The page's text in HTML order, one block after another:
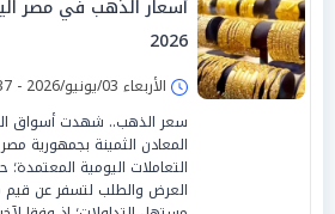
2026
الأربعاء 03/يونيو/2026 - 12:37 ص
سعر الذهب.. شهدت أسواق
المعادن الثمينة بجمهورية
التعاملات اليومية
العرض والطلب لتسفر عن